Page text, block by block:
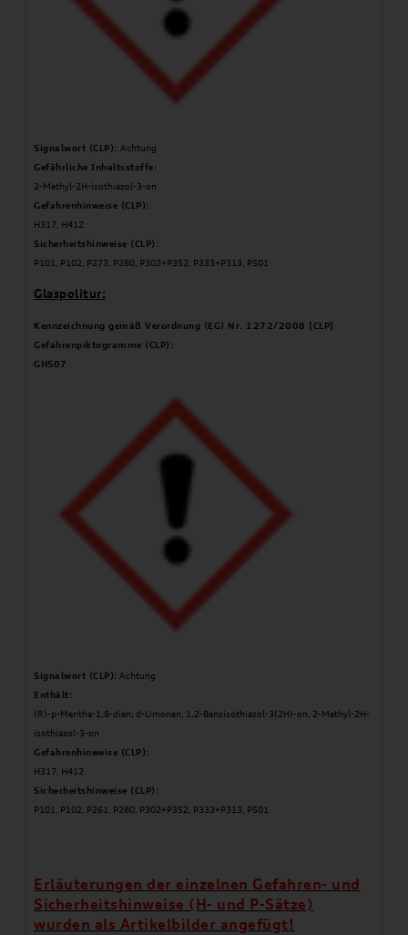
Signalwort (CLP): Achtung
Gefährliche Inhaltsstoffe:
2-Methyl-2H-isothiazol-3-on
Gefahrenhinweise (CLP):
H317, H412
Sicherheitshinweise (CLP):
P101, P102, P273, P280, P302+P352, P333+P313, P501
Glaspolitur:
Kennzeichnung gemäß Verordnung (EG) Nr. 1272/2008 [CLP]
Gefahrenpiktogramme (CLP):
GHS07
Signalwort (CLP): Achtung
Enthält:
(R)-p-Mentha-1,8-dien; d-Limonen, 1,2-Benzisothiazol-3(2H)-on, 2-Methyl-2H-
isothiazol-3-on
Gefahrenhinweise (CLP):
H317, H412
Sicherheitshinweise (CLP):
P101, P102, P261, P280, P302+P352, P333+P313, P501
Erläuterungen der einzelnen Gefahren- und
Sicherheitshinweise (H- und P-Sätze)
wurden als Artikelbilder angefügt!